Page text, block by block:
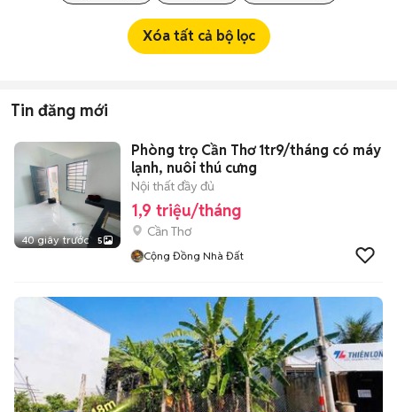
Xóa tất cả bộ lọc
Tin đăng mới
40 giây trước 5
Phòng trọ Cần Thơ 1tr9/tháng có máy
lạnh, nuôi thú cưng
Nội thất đầy đủ
1,9 triệu/tháng
Cần Thơ
Cộng Đồng Nhà Đất